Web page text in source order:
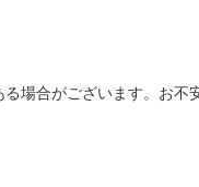
場合がございます。お不